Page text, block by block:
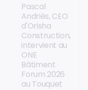
Pascal
Andriès, CEO
d'Orisha
Construction,
intervient au
ONE
Bâtiment
Forum 2026
au Touquet